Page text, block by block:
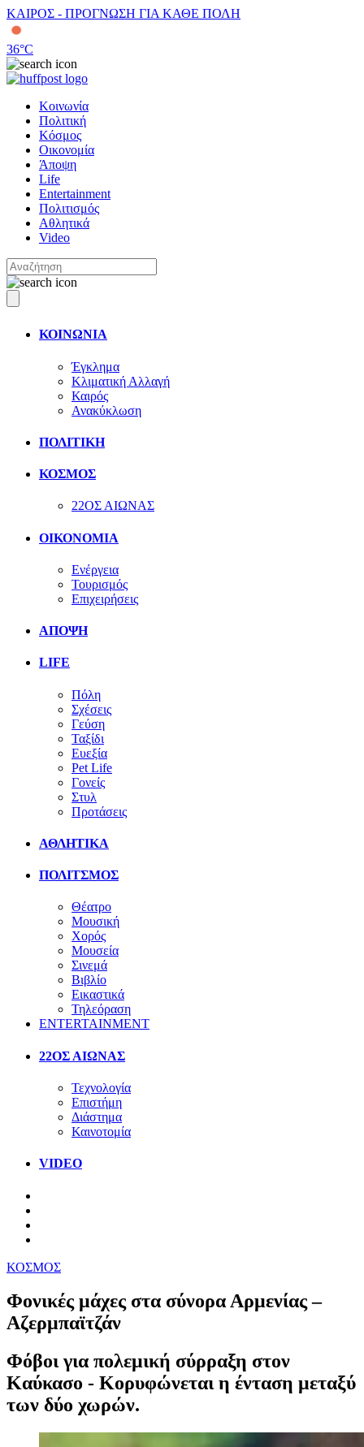
ΚΑΙΡΟΣ - ΠΡΟΓΝΩΣΗ ΓΙΑ ΚΑΘΕ ΠΟΛΗ
36°C
Κοινωνία
Πολιτική
Κόσμος
Οικονομία
Άποψη
Life
Entertainment
Πολιτισμός
Αθλητικά
Video
ΚΟΙΝΩΝΙΑ
Έγκλημα
Κλιματική Αλλαγή
Καιρός
Ανακύκλωση
ΠΟΛΙΤΙΚΗ
ΚΟΣΜΟΣ
22ΟΣ ΑΙΩΝΑΣ
ΟΙΚΟΝΟΜΙΑ
Ενέργεια
Τουρισμός
Επιχειρήσεις
ΑΠΟΨΗ
LIFE
Πόλη
Σχέσεις
Γεύση
Ταξίδι
Ευεξία
Pet Life
Γονείς
Στυλ
Προτάσεις
ΑΘΛΗΤΙΚΑ
ΠΟΛΙΤΣΜΟΣ
Θέατρο
Μουσική
Χορός
Μουσεία
Σινεμά
Βιβλίο
Εικαστικά
Τηλεόραση
ENTERTAINMENT
22ΟΣ ΑΙΩΝΑΣ
Τεχνολογία
Επιστήμη
Διάστημα
Καινοτομία
VIDEO
ΚΟΣΜΟΣ
Φονικές μάχες στα σύνορα Αρμενίας –
Αζερμπαϊτζάν
Φόβοι για πολεμική σύρραξη στον
Καύκασο - Κορυφώνεται η ένταση μεταξύ
των δύο χωρών.